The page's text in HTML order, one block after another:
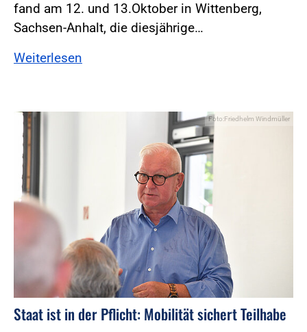
fand am 12. und 13.Oktober in Wittenberg,
Sachsen-Anhalt, die diesjährige…
Weiterlesen
Foto:Friedhelm Windmüller
Staat ist in der Pflicht: Mobilität sichert Teilhabe